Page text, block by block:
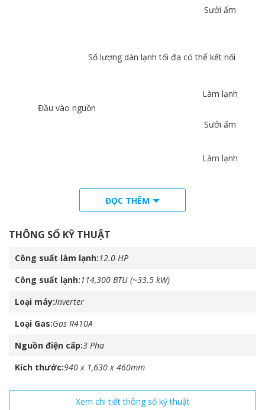
Sưởi ấm
Số lượng dàn lạnh tối đa có thể kết nối
Đầu vào nguồn
Làm lạnh
Sưởi ấm
Làm lạnh
EER/COP
ĐỌC THÊM
THÔNG SỐ KỸ THUẬT
Công suất làm lạnh 12.0 HP
Công suất lạnh 114,300 BTU (~33.5 kW)
Loại máy Inverter
Loại Gas Gas R410A
Nguồn điện cấp 3 Pha
Kích thước 940 x 1,630 x 460mm
Xem chi tiết thông số kỹ thuật